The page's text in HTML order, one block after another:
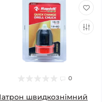
0
швидкознімний